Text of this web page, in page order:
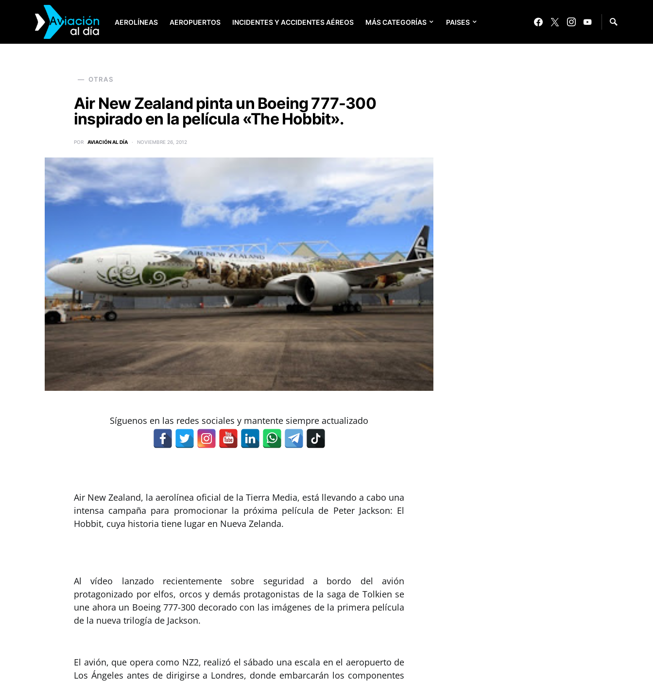
AEROLÍNEAS AEROPUERTOS INCIDENTES Y ACCIDENTES AÉREOS MÁS CATEGORÍAS PAISES
SEARCH FOR:
OTRAS
Air New Zealand pinta un Boeing 777-300
inspirado en la película «The Hobbit».
POR AVIACIÓN AL DÍA NOVIEMBRE 26, 2012
Síguenos en las redes sociales y mantente siempre actualizado
Air New Zealand, la aerolínea oficial de la Tierra Media, está llevando a cabo una
intensa campaña para promocionar la próxima película de Peter Jackson: El
Hobbit, cuya historia tiene lugar en Nueva Zelanda.
Al vídeo lanzado recientemente sobre seguridad a bordo del avión
protagonizado por elfos, orcos y demás protagonistas de la saga de Tolkien se
une ahora un Boeing 777-300 decorado con las imágenes de la primera película
de la nueva trilogía de Jackson.
El avión, que opera como NZ2, realizó el sábado una escala en el aeropuerto de
Los Ángeles antes de dirigirse a Londres, donde embarcarán los componentes